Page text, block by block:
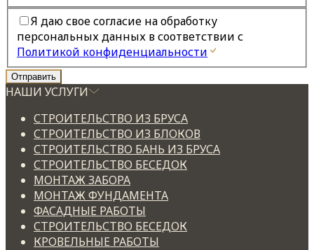
Я даю свое согласие на обработку
персональных данных в соответствии с
Политикой конфиденциальности
НАШИ УСЛУГИ
СТРОИТЕЛЬСТВО ИЗ БРУСА
СТРОИТЕЛЬСТВО ИЗ БЛОКОВ
СТРОИТЕЛЬСТВО БАНЬ ИЗ БРУСА
СТРОИТЕЛЬСТВО БЕСЕДОК
МОНТАЖ ЗАБОРА
МОНТАЖ ФУНДАМЕНТА
ФАСАДНЫЕ РАБОТЫ
СТРОИТЕЛЬСТВО БЕСЕДОК
КРОВЕЛЬНЫЕ РАБОТЫ